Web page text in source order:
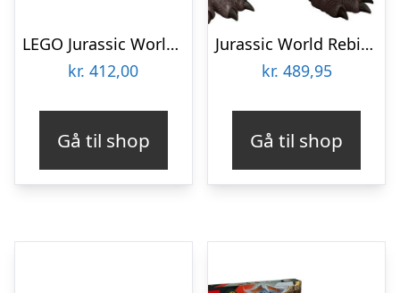
LEGO Jurassic World 77982 Spinosaurus-dinosaurflugt
kr. 412,00
Gå til shop
Jurassic World Rebirth – Spinosaurus Halehvirvlende Figur
kr. 489,95
Gå til shop